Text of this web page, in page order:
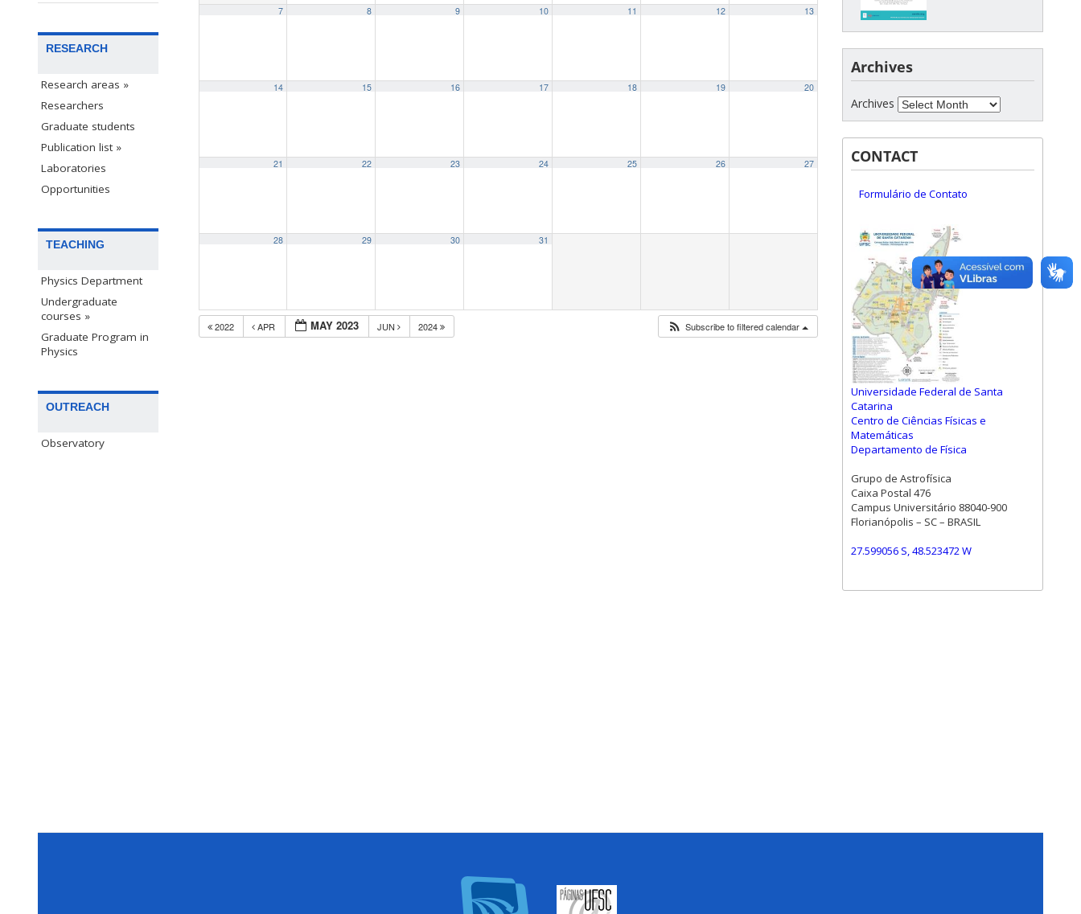
RESEARCH
Research areas »
Researchers
Graduate students
Publication list »
Laboratories
Opportunities
TEACHING
Physics Department
Undergraduate
courses »
Graduate Program in
Physics
OUTREACH
Observatory
7 8 9 10 11 12 13
14 15 16 17 18 19 20
21 22 23 24 25 26 27
28 29 30 31
2022 APR MAY 2023 JUN 2024 Subscribe to filtered calendar
Archives
Archives
CONTACT
Formulário de Contato
Universidade Federal de Santa
Catarina
Centro de Ciências Físicas e
Matemáticas
Departamento de Física
Grupo de Astrofísica
Caixa Postal 476
Campus Universitário 88040-900
Florianópolis – SC – BRASIL
27.599056 S, 48.523472 W